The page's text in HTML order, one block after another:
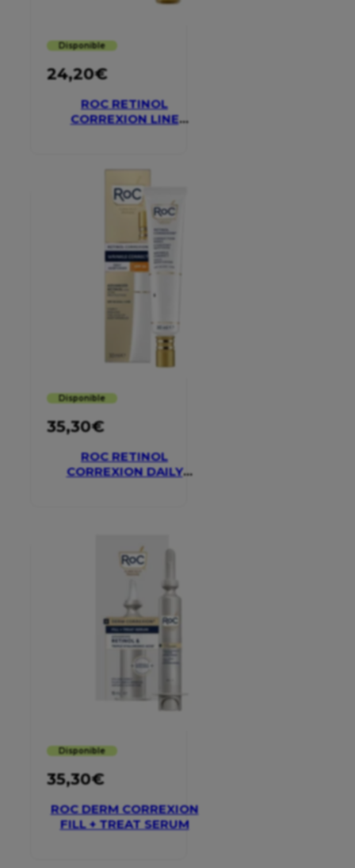
Disponible
24,20€
ROC RETINOL
CORREXION LINE
Disponible
35,30€
ROC RETINOL
CORREXION DAILY
Disponible
35,30€
ROC DERM CORREXION
FILL + TREAT SERUM